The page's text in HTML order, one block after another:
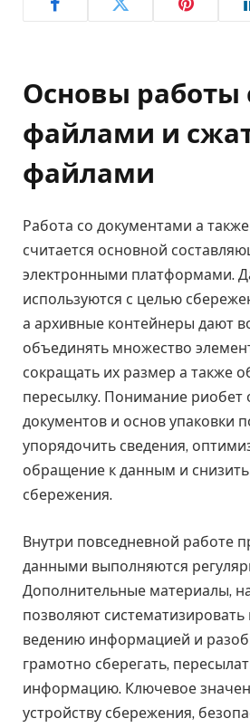
Основы работы
файлами и
файлами
Работа со документами а
считается основной
электронными платформами.
используются с целью
а архивные контейнеры дают
объединять множество
сокращать их размер а также
пересылку. Понимание риобет
документов и основ упаковки
упорядочить сведения,
обращение к данным и снизить
сбережения.
Внутри повседневной работе
данными выполняются
Дополнительные материалы,
позволяют
ведению информацией и
грамотно сберегать,
информацию. Ключевое
устройству сбережения,